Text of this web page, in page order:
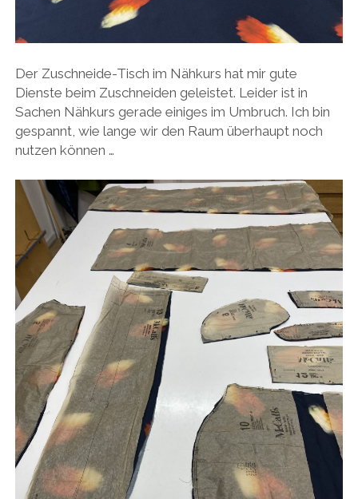
Der Zuschneide-Tisch im Nähkurs hat mir gute
Dienste beim Zuschneiden geleistet. Leider ist in
Sachen Nähkurs gerade einiges im Umbruch. Ich bin
gespannt, wie lange wir den Raum überhaupt noch
nutzen können …